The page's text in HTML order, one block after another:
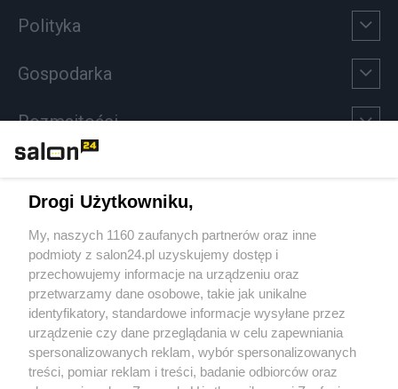
Polityka
Gospodarka
Rozmaitości
Sport
Społeczeństwo
Kultura
Drogi Użytkowniku,
My, naszych 1160 zaufanych partnerów oraz inne
podmioty z salon24.pl uzyskujemy dostęp i
przechowujemy informacje na urządzeniu oraz
przetwarzamy dane osobowe, takie jak unikalne
identyfikatory, standardowe informacje wysyłane przez
urządzenie czy dane przeglądania w celu zapewniania
spersonalizowanych reklam, wybór spersonalizowanych
treści, pomiar reklam i treści, badanie odbiorców oraz